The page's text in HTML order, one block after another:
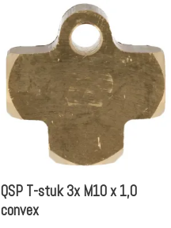
QSP T-stuk 3x M10 x 1,0
convex